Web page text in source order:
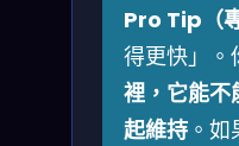
Pro Tip（
得更快」。
裡，它能不
起維持 。